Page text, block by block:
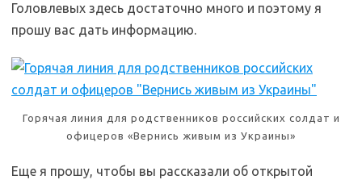
Головлевых здесь достаточно много и поэтому я
прошу вас дать информацию.
Горячая линия для родственников российских солдат и
офицеров «Вернись живым из Украины»
Еще я прошу, чтобы вы рассказали об открытой